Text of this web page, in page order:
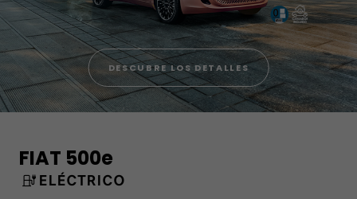
DESCUBRE LOS DETALLES
FIAT 500e
ELÉCTRICO